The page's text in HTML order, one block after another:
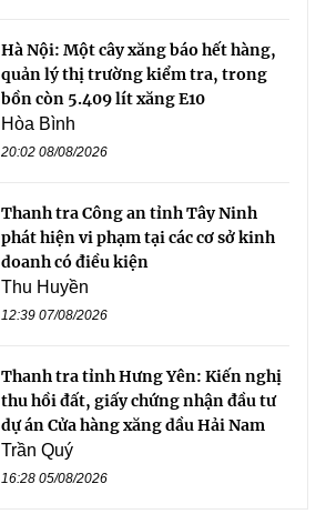
Hà Nội: Một cây xăng báo hết hàng,
quản lý thị trường kiểm tra, trong
bồn còn 5.409 lít xăng E10
Hòa Bình
20:02 08/08/2026
Thanh tra Công an tỉnh Tây Ninh
phát hiện vi phạm tại các cơ sở kinh
doanh có điều kiện
Thu Huyền
12:39 07/08/2026
Thanh tra tỉnh Hưng Yên: Kiến nghị
thu hồi đất, giấy chứng nhận đầu tư
dự án Cửa hàng xăng dầu Hải Nam
Trần Quý
16:28 05/08/2026